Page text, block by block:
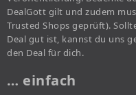
DealGott gilt und zudem
Trusted Shops geprüft).
Deal gut ist, kannst du uns
den Deal für dich.
… einfach